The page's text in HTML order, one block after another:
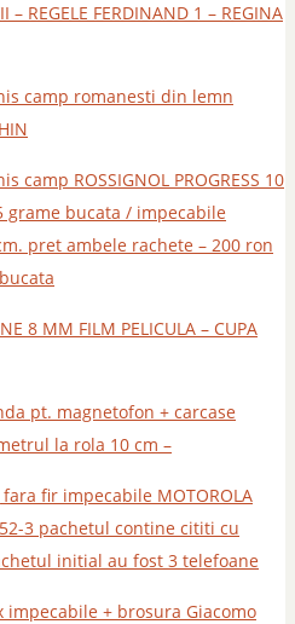
– REGELE FERDINAND 1 – REGINA
camp romanesti din lemn
camp ROSSIGNOL PROGRESS 10
grame bucata / impecabile
pret ambele rachete – 200 ron
8 MM FILM PELICULA – CUPA
pt. magnetofon + carcase
la rola 10 cm –
fir impecabile MOTOROLA
3 pachetul contine cititi cu
initial au fost 3 telefoane
+ brosura Giacomo